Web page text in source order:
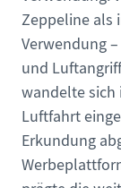
Zeppeline als
Verwendung
und
wandelte sich
Luftfahrt
Erkundung